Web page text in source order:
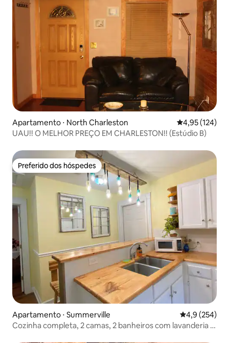
Apartamento ⋅ North Charleston 4,95 de uma
4,95 (124)
UAU!! O MELHOR PREÇO EM CHARLESTON!! (Estúdio B)
Preferido dos hóspedes
Preferido dos hóspedes
Apartamento ⋅ Summerville 4,9 de uma
4,9 (254)
Cozinha completa, 2 camas, 2 banheiros com lavanderia e